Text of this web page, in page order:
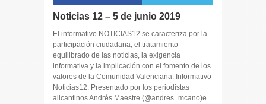
Noticias 12 – 5 de junio 2019
El informativo NOTICIAS12 se caracteriza por la
participación ciudadana, el tratamiento
equilibrado de las noticias, la exigencia
informativa y la implicación con el fomento de los
valores de la Comunidad Valenciana. Informativo
Noticias12. Presentado por los periodistas
alicantinos Andrés Maestre (@andres_mcano)e